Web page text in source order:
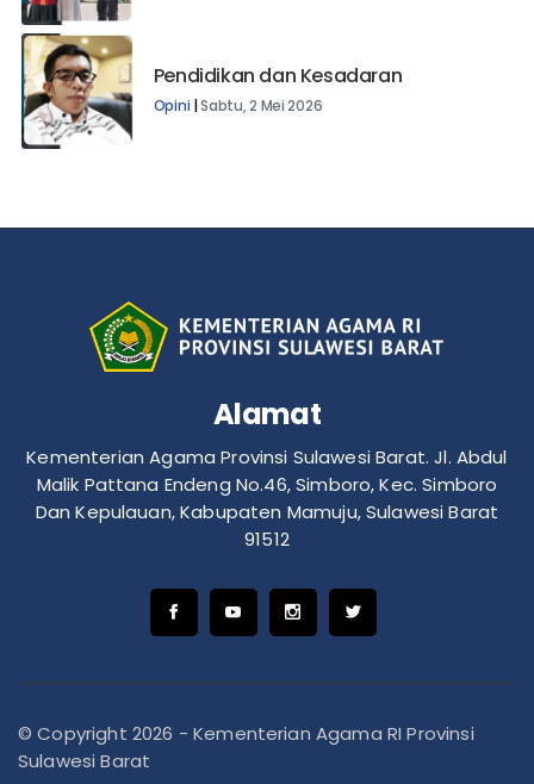
Pendidikan dan Kesadaran
Opini |Sabtu, 2 Mei 2026
Alamat
Kementerian Agama Provinsi Sulawesi Barat. Jl. Abdul
Malik Pattana Endeng No.46, Simboro, Kec. Simboro
Dan Kepulauan, Kabupaten Mamuju, Sulawesi Barat
91512
© Copyright 2026 - Kementerian Agama RI Provinsi
Sulawesi Barat